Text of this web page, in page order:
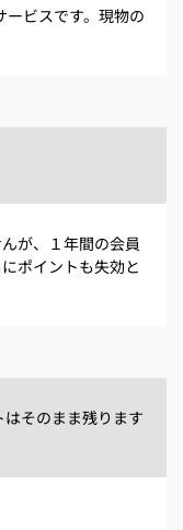
ービスです。現物の
が、１年間の会員
ポイントも失効と
そのまま残ります